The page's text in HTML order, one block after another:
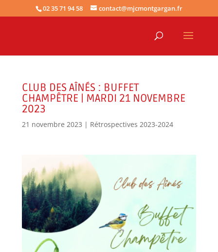
02 35 71 94 58 contact@mjcmontgargan.fr
CLUB DES AÎNÉS : BUFFET
CHAMPÊTRE | MARDI 21 NOVEMBRE
2023
21 novembre 2023 | Rétrospectives 2023-2024